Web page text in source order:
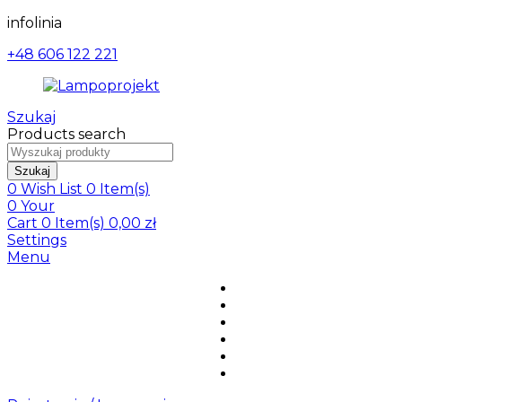
infolinia
+48 606 122 221
Szukaj
Products search
Szukaj
0 Wish List 0 Item(s)
0 Your
Cart 0 Item(s) 0,00 zł
Settings
Menu